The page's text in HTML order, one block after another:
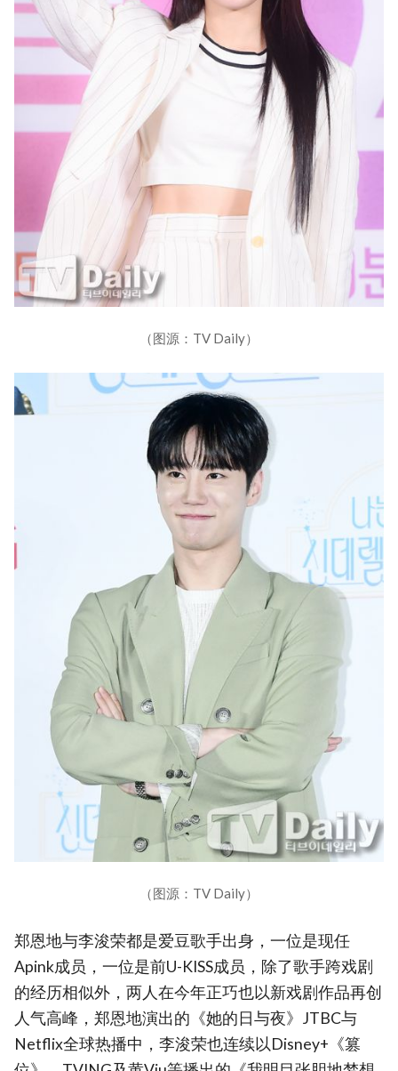
（图源：TV Daily）
（图源：TV Daily）
郑恩地与李浚荣都是爱豆歌手出身，一位是现任
Apink成员，一位是前U-KISS成员，除了歌手跨戏剧
的经历相似外，两人在今年正巧也以新戏剧作品再创
人气高峰，郑恩地演出的《她的日与夜》JTBC与
Netflix全球热播中，李浚荣也连续以Disney+《篡